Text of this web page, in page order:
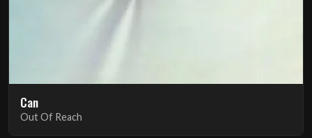
Can
Out Of Reach